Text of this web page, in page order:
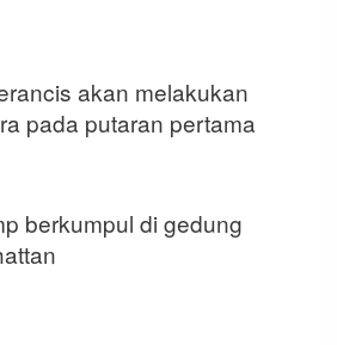
akan melakukan
pada putaran pertama
berkumpul di gedung